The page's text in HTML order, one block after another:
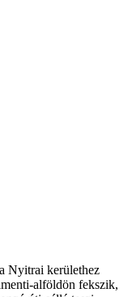
Nyitrai kerülethez
alföldön fekszik,